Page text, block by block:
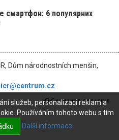
смартфон: 6 популярних
Dům národnostních menšin,
služeb, personalizaci reklam a
Používáním tohoto webu s tím
Další informace